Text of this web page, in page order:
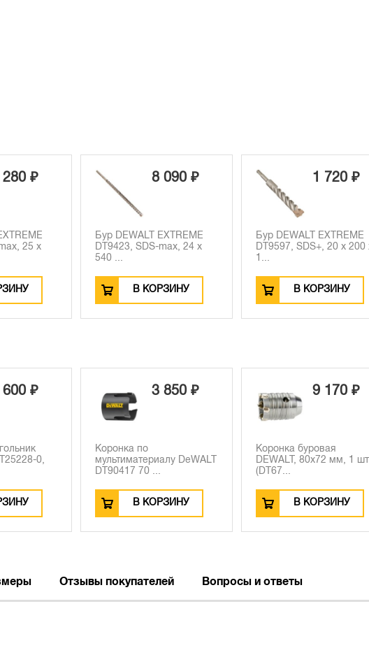
090 ₽
24 x
1 720 ₽
Бур DEWALT EXTREME
DT9597, SDS+, 20 x 200 x
1...
В КОРЗИНУ
860 ₽
Бур DEWALT EXTREME
DT9573, SDS+, 15 x 160
1...
В КОРЗИНУ
850 ₽
DeWALT
9 170 ₽
Коронка буровая
DEWALT, 80x72 мм, 1 шт.
(DT67...
В КОРЗИНУ
6 330 ₽
Уровень DEWALT
43224, 60 см.
В КОРЗИНУ
Отзывы покупателей Вопросы и ответы